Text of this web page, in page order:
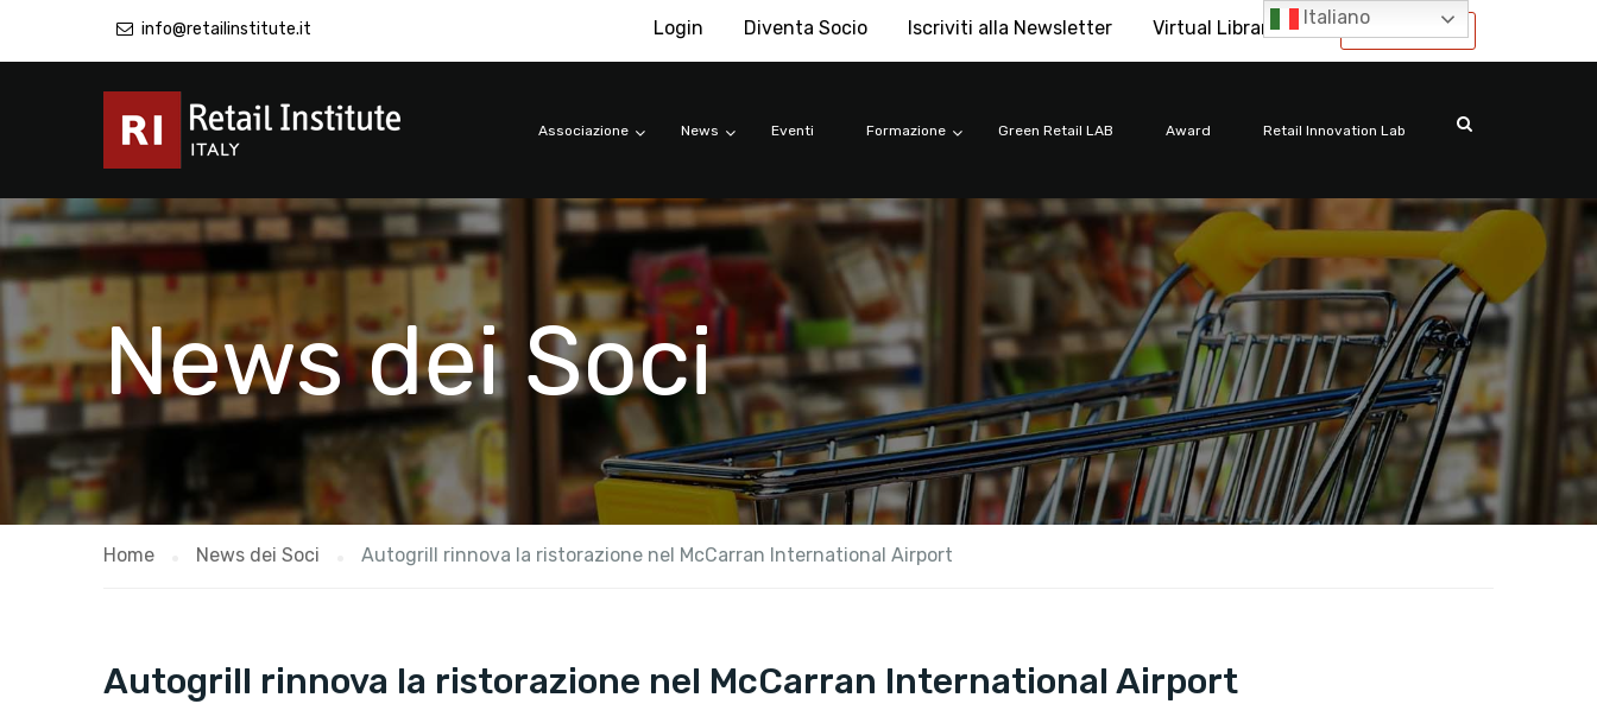
info@retailinstitute.it International
Login Diventa Socio Iscriviti alla Newsletter Virtual Library
Associazione News Eventi Formazione Green Retail LAB Award Retail Innovation Lab
News dei Soci
Home News dei Soci Autogrill rinnova la ristorazione nel McCarran International Airport
Autogrill rinnova la ristorazione nel McCarran International Airport
Italiano